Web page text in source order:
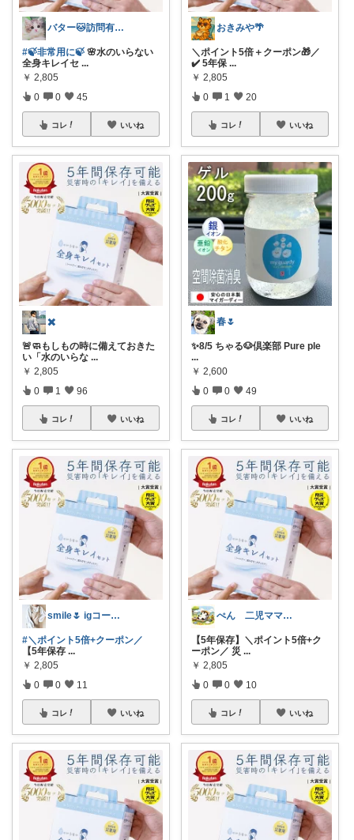
バター🐱訪問有難うございます💕
#🍃非常用に🍃 🌸水のいらない
全身キレイセ ...
￥ 2,805
0 0 45
コレ いいね
✖️
🚨🧼もしもの時に備えておきた
い「水のいらな ...
￥ 2,805
0 1 96
コレ いいね
smile🌷 igコーデ｜感謝です♡
#＼ポイント5倍+クーポン／
【5年保存 ...
￥ 2,805
0 0 11
コレ いいね
おきみや🌴
＼ポイント5倍＋クーポン🎁／
✔️ 5年保 ...
￥ 2,805
0 1 20
コレ いいね
春🌷
✨8/5 ちゃる🐶倶楽部 Pure ple
...
￥ 2,600
0 0 49
コレ いいね
ぺん 二児ママ ゆるんとライフ
【5年保存】＼ポイント5倍+ク
ーポン／ 災 ...
￥ 2,805
0 0 10
コレ いいね